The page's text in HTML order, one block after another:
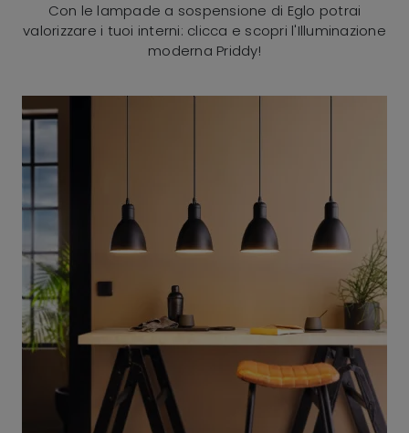
Con le lampade a sospensione di Eglo potrai
valorizzare i tuoi interni: clicca e scopri l'Illuminazione
moderna Priddy!